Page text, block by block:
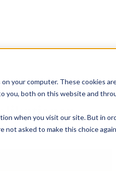
your computer. These cookies
you, both on this website and
when you visit our site. But in
not asked to make this choice
OCH SKÖTSEL AV